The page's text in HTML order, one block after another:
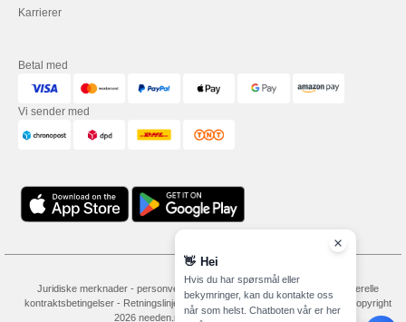
Karrierer
Betal med
Vi sender med
Juridiske merknader- personvernerklæring
Generelle
kontraktsbetingelser- Retningslinjer for informasjonskapsler Site Map
Copyright
2026 needen.no - Alle rettigheter forbeholdt
👋 Hei
Hvis du har spørsmål eller
bekymringer, kan du kontakte oss
når som helst. Chatboten vår er her